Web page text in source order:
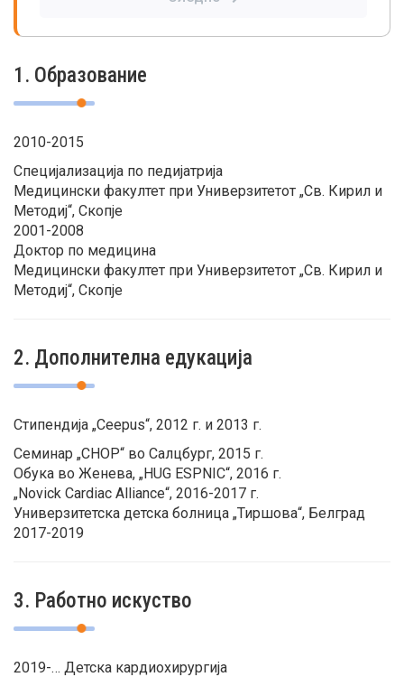
1. Образование
2010-2015
Специјализација по педијатрија
Медицински факултет при Универзитетот „Св. Кирил и
Методиј“, Скопје
2001-2008
Доктор по медицина
Медицински факултет при Универзитетот „Св. Кирил и
Методиј“, Скопје
2. Дополнителна едукација
Стипендија „Ceepus“, 2012 г. и 2013 г.
Семинар „CHOP“ во Салцбург, 2015 г.
Обука во Женева, „HUG ESPNIC“, 2016 г.
„Novick Cardiac Alliance“, 2016-2017 г.
Универзитетска детска болница „Тиршова“, Белград
2017-2019
3. Работно искуство
2019-… Детска кардиохирургија